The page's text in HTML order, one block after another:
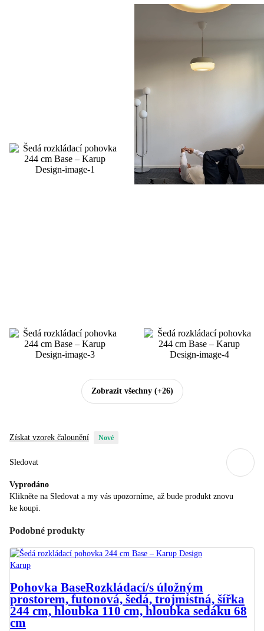
Zobrazit všechny(+26)
Získat vzorek čalounění Nové
Sledovat
Vyprodáno
Klikněte na Sledovat a my vás upozorníme, až bude produkt znovu
ke koupi.
Podobné produkty
Karup
Pohovka BaseRozkládací/s úložným
prostorem, futonová, šedá, trojmístná, šířka
244 cm, hloubka 110 cm, hloubka sedáku 68
cm